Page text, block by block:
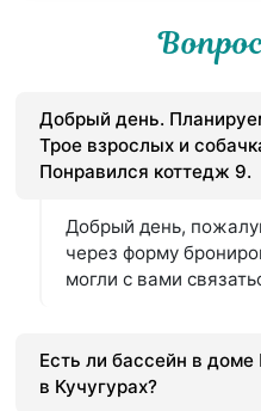
Добрый день.
Трое взрослых и
Понравился коттедж 9.
Добрый день,
через форму
могли с вами
Есть ли бассейн в
в Кучугурах?